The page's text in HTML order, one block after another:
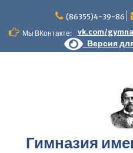
content
(86355)4-39-86
Мы ВКонтакте:
vk.com/
Версия
Гимназия